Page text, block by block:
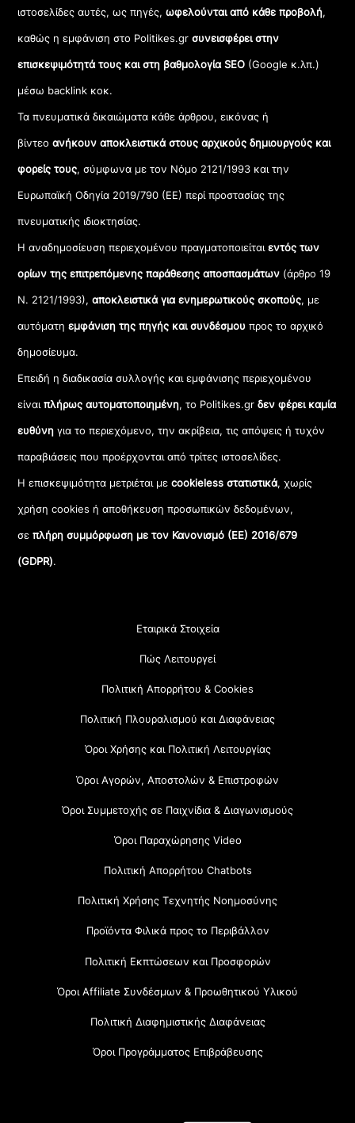
ιστοσελίδες αυτές, ως πηγές,ωφελούνται από κάθε προβολή,
καθώς η εμφάνιση στο Politikes.gr συνεισφέρει στην
επισκεψιμότητά τους και στη βαθμολογία SEO (Google κ.λπ.)
μέσω backlink κοκ.
Τα πνευματικά δικαιώματα κάθε άρθρου, εικόνας ή
βίντεοανήκουν αποκλειστικά στους αρχικούς δημιουργούς και
φορείς τους, σύμφωνα με τον Νόμο 2121/1993 και την
Ευρωπαϊκή Οδηγία 2019/790 (ΕΕ) περί προστασίας της
πνευματικής ιδιοκτησίας.
Η αναδημοσίευση περιεχομένου πραγματοποιείταιεντός των
ορίων της επιτρεπόμενης παράθεσης αποσπασμάτων (άρθρο 19
Ν. 2121/1993), αποκλειστικά για ενημερωτικούς σκοπούς, με
αυτόματηεμφάνιση της πηγής και συνδέσμου προς το αρχικό
δημοσίευμα.
Επειδή η διαδικασία συλλογής και εμφάνισης περιεχομένου
είναιπλήρως αυτοματοποιημένη, το Politikes.grδεν φέρει καμία
ευθύνη για το περιεχόμενο, την ακρίβεια, τις απόψεις ή τυχόν
παραβιάσεις που προέρχονται από τρίτες ιστοσελίδες.
Η επισκεψιμότητα μετριέται μεcookieless στατιστικά, χωρίς
χρήση cookies ή αποθήκευση προσωπικών δεδομένων,
σεπλήρη συμμόρφωση με τον Κανονισμό (ΕΕ) 2016/679
(GDPR).
Εταιρικά Στοιχεία
Πώς Λειτουργεί
Πολιτική Απορρήτου & Cookies
Πολιτική Πλουραλισμού και Διαφάνειας
Όροι Χρήσης και Πολιτική Λειτουργίας
Όροι Αγορών, Αποστολών & Επιστροφών
Όροι Συμμετοχής σε Παιχνίδια & Διαγωνισμούς
Όροι Παραχώρησης Video
Πολιτική Απορρήτου Chatbots
Πολιτική Χρήσης Τεχνητής Νοημοσύνης
Προϊόντα Φιλικά προς το Περιβάλλον
Πολιτική Εκπτώσεων και Προσφορών
Όροι Affiliate Συνδέσμων & Προωθητικού Υλικού
Πολιτική Διαφημιστικής Διαφάνειας
Όροι Προγράμματος Επιβράβευσης